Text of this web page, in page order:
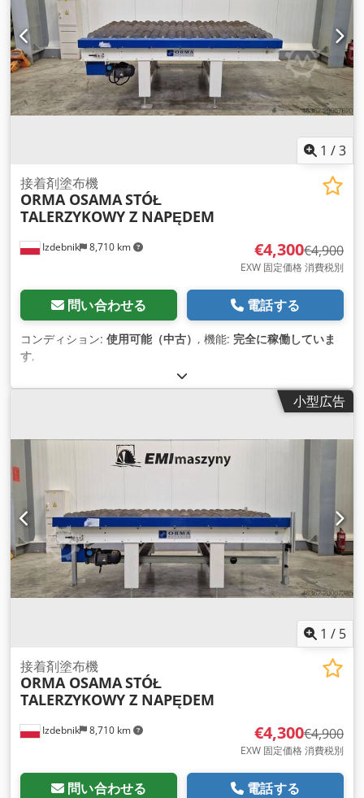
1 /3
Izdebnik 8,710 km
接着剤塗布機
ORMA OSAMASTÓŁ
TALERZYKOWY Z NAPĘDEM
€4,300€4,900
EXW 固定価格 消費税別
問い合わせる 電話する
コンディション: 使用可能（中古） , 機能: 完全に稼働していま
す,
小型広告
1 / 5
Izdebnik 8,710 km
接着剤塗布機
ORMA OSAMASTÓŁ
TALERZYKOWY Z NAPĘDEM
€4,300€4,900
EXW 固定価格 消費税別
問い合わせる 電話する